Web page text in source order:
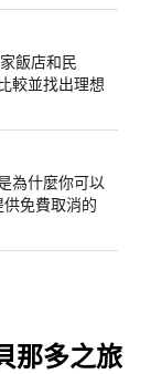
飯店和民
較並找出理想
為什麼你可以
免費取消的
那多之旅